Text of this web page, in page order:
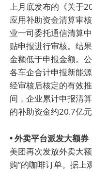
上月底发布的《关于
应用补助资金清算审
业一司委托通信清算
贴申报进行审核。结
金额低于申报金额。
各车企合计申报新能
经审核后核定的有效
间，企业累计申报清
的补助资金约20.7亿
• 外卖平台派发大额券
美团再次发放外卖大
购”的咖啡订单。据上